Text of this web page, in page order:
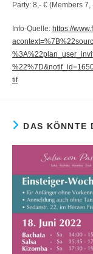
Party: 8,- € (Members 7,
Info-Quelle: https://
tif
DAS KÖNNTE